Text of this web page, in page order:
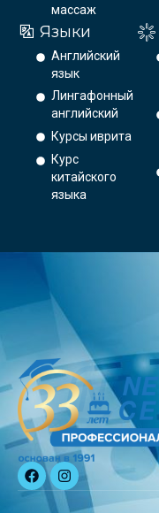
массаж
Языки
Английский
язык
Лингафонный
английский
Курсы иврита
Курс
китайского
языка